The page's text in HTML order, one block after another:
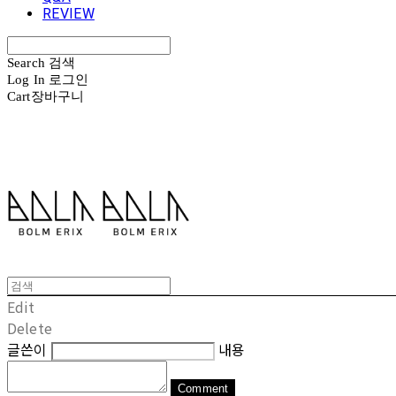
REVIEW
Search 검색
Log In 로그인
Cart장바구니
Edit
Delete
글쓴이
내용
Comment